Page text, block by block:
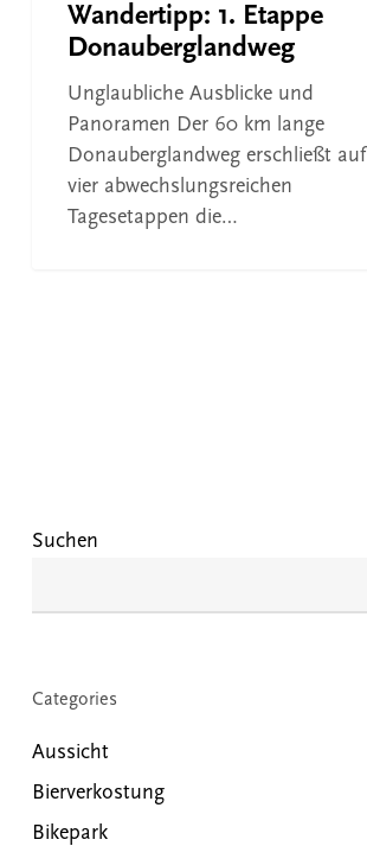
Wandertipp: 1. Etappe
Donauberglandweg
Unglaubliche Ausblicke und
Panoramen Der 60 km lange
Donauberglandweg erschließt auf
vier abwechslungsreichen
Tagesetappen die…
Suchen
Categories
Aussicht
Bierverkostung
Bikepark